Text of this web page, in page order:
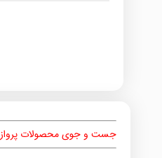
جست و جوی محصولات پرواز